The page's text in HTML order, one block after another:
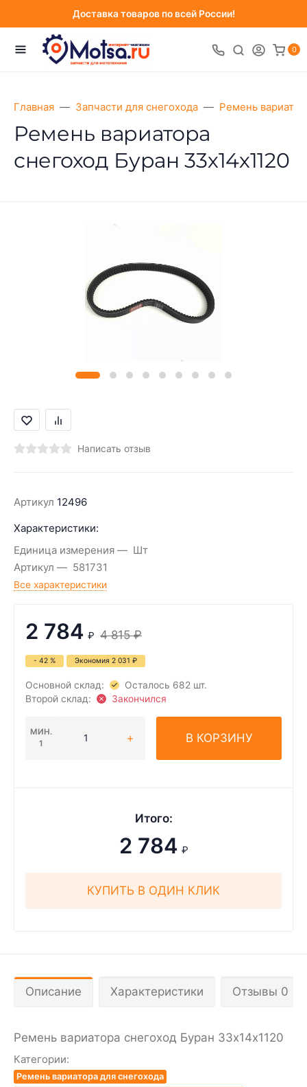
Доставка товаров по всей России!
0
Главная Запчасти для снегохода Ремень
Ремень вариатора
снегоход Буран 33х14х1120
Написать отзыв
Артикул 12496
Характеристики:
Единица измерения
Шт
Артикул
581731
Все характеристики
2 784 ₽ 4 815 ₽
- 42 % Экономия 2 031 ₽
Основной склад:
Осталось 682 шт.
Второй склад:
Закончился
МИН.
1
В КОРЗИНУ
Итого:
2 784 ₽
КУПИТЬ В ОДИН КЛИК
Описание Характеристики Отзывы 0
Ремень вариатора снегоход Буран 33х14х1120
Категории:
Ремень вариатора для снегохода